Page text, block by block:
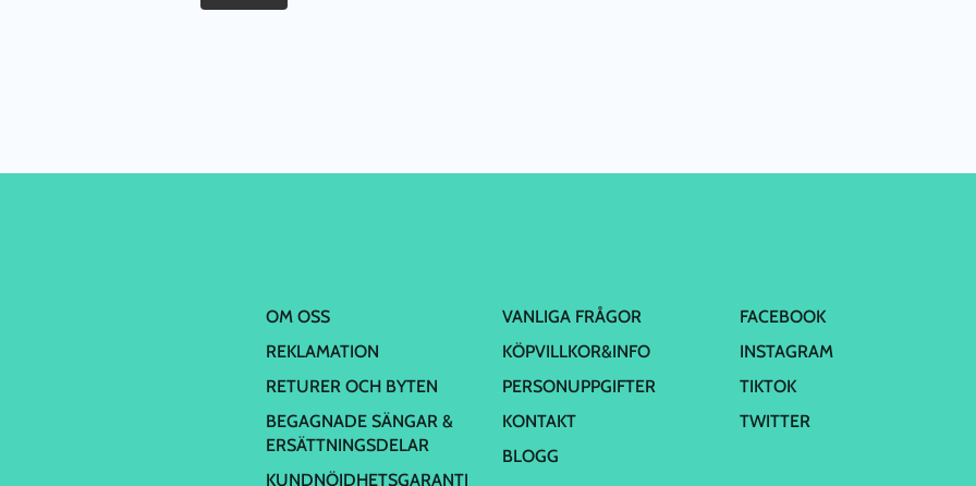
OM OSS
REKLAMATION
RETURER OCH BYTEN
BEGAGNADE SÄNGAR &
ERSÄTTNINGSDELAR
KUNDNÖJDHETSGARANTI
VANLIGA FRÅGOR
KÖPVILLKOR&INFO
PERSONUPPGIFTER
KONTAKT
BLOGG
FACEBOOK
INSTAGRAM
TIKTOK
TWITTER